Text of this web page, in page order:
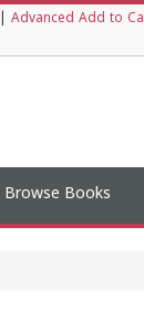
Advanced Add to
Browse Books